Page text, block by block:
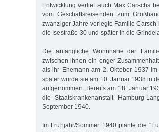
Entwicklung verlief auch Max Carschs
vom Geschäftsreisenden zum
zwanziger Jahre verlegte Familie
die Isestraße 30 und später in die
Die anfängliche Wohnnähe der
zwischen ihnen ein enger
als ihr Ehemann am 2. Oktober 1937
später wurde sie am 10. Januar 1938 in
aufgenommen. Bereits am 18. Januar
die Staatskrankenanstalt Hamburg-
September 1940.
Im Frühjahr/Sommer 1940 plante die